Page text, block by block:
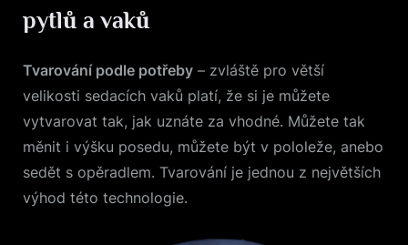
pytlů a vaků
Tvarování podle potřeby – zvláště pro větší
velikosti sedacích vaků platí, že si je můžete
vytvarovat tak, jak uznáte za vhodné. Můžete tak
měnit i výšku posedu, můžete být v pololeže, anebo
sedět s opěradlem. Tvarování je jednou z největších
výhod této technologie.